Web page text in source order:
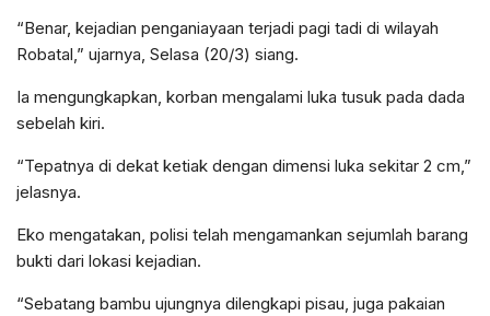
“Benar, kejadian penganiayaan terjadi pagi tadi di wilayah
Robatal,” ujarnya, Selasa (20/3) siang.
Ia mengungkapkan, korban mengalami luka tusuk pada dada
sebelah kiri.
“Tepatnya di dekat ketiak dengan dimensi luka sekitar 2 cm,”
jelasnya.
Eko mengatakan, polisi telah mengamankan sejumlah barang
bukti dari lokasi kejadian.
“Sebatang bambu ujungnya dilengkapi pisau, juga pakaian